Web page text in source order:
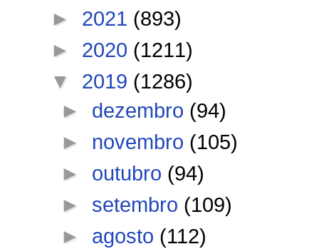
► 2021 (893)
► 2020 (1211)
▼ 2019 (1286)
► dezembro (94)
► novembro (105)
► outubro (94)
► setembro (109)
► agosto (112)